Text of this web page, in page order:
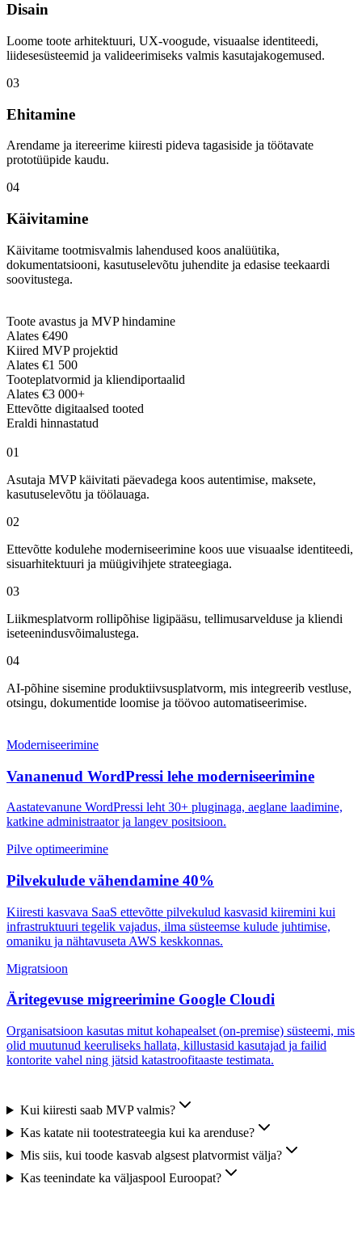
Disain
Loome toote arhitektuuri, UX-voogude, visuaalse identiteedi,
liidesesüsteemid ja valideerimiseks valmis kasutajakogemused.
03
Ehitamine
Arendame ja itereerime kiiresti pideva tagasiside ja töötavate
prototüüpide kaudu.
04
Käivitamine
Käivitame tootmisvalmis lahendused koos analüütika,
dokumentatsiooni, kasutuselevõtu juhendite ja edasise teekaardi
soovitustega.
Toote avastus ja MVP hindamine
Alates €490
Kiired MVP projektid
Alates €1 500
Tooteplatvormid ja kliendiportaalid
Alates €3 000+
Ettevõtte digitaalsed tooted
Eraldi hinnastatud
01
Asutaja MVP käivitati päevadega koos autentimise, maksete,
kasutuselevõtu ja töölauaga.
02
Ettevõtte kodulehe moderniseerimine koos uue visuaalse identiteedi,
sisuarhitektuuri ja müügivihjete strateegiaga.
03
Liikmesplatvorm rollipõhise ligipääsu, tellimusarvelduse ja kliendi
iseteenindusvõimalustega.
04
AI-põhine sisemine produktiivsusplatvorm, mis integreerib vestluse,
otsingu, dokumentide loomise ja töövoo automatiseerimise.
Moderniseerimine
Vananenud WordPressi lehe moderniseerimine
Aastatevanune WordPressi leht 30+ pluginaga, aeglane laadimine,
katkine administraator ja langev positsioon.
Pilve optimeerimine
Pilvekulude vähendamine 40%
Kiiresti kasvava SaaS ettevõtte pilvekulud kasvasid kiiremini kui
infrastruktuuri tegelik vajadus, ilma süsteemse kulude juhtimise,
omaniku ja nähtavuseta AWS keskkonnas.
Migratsioon
Äritegevuse migreerimine Google Cloudi
Organisatsioon kasutas mitut kohapealset (on-premise) süsteemi, mis
olid muutunud keeruliseks hallata, killustasid kasutajad ja failid
kontorite vahel ning jätsid katastroofitaaste testimata.
Kui kiiresti saab MVP valmis?
Kas katate nii tootestrateegia kui ka arenduse?
Mis siis, kui toode kasvab algsest platvormist välja?
Kas teenindate ka väljaspool Euroopat?